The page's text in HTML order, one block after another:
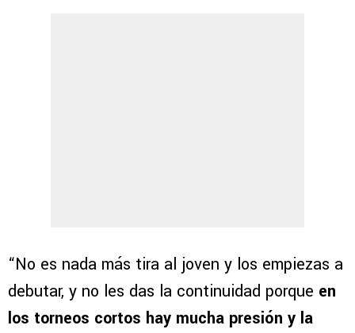
“No es nada más tira al joven y los empiezas a
debutar, y no les das la continuidad porque en
los torneos cortos hay mucha presión y la